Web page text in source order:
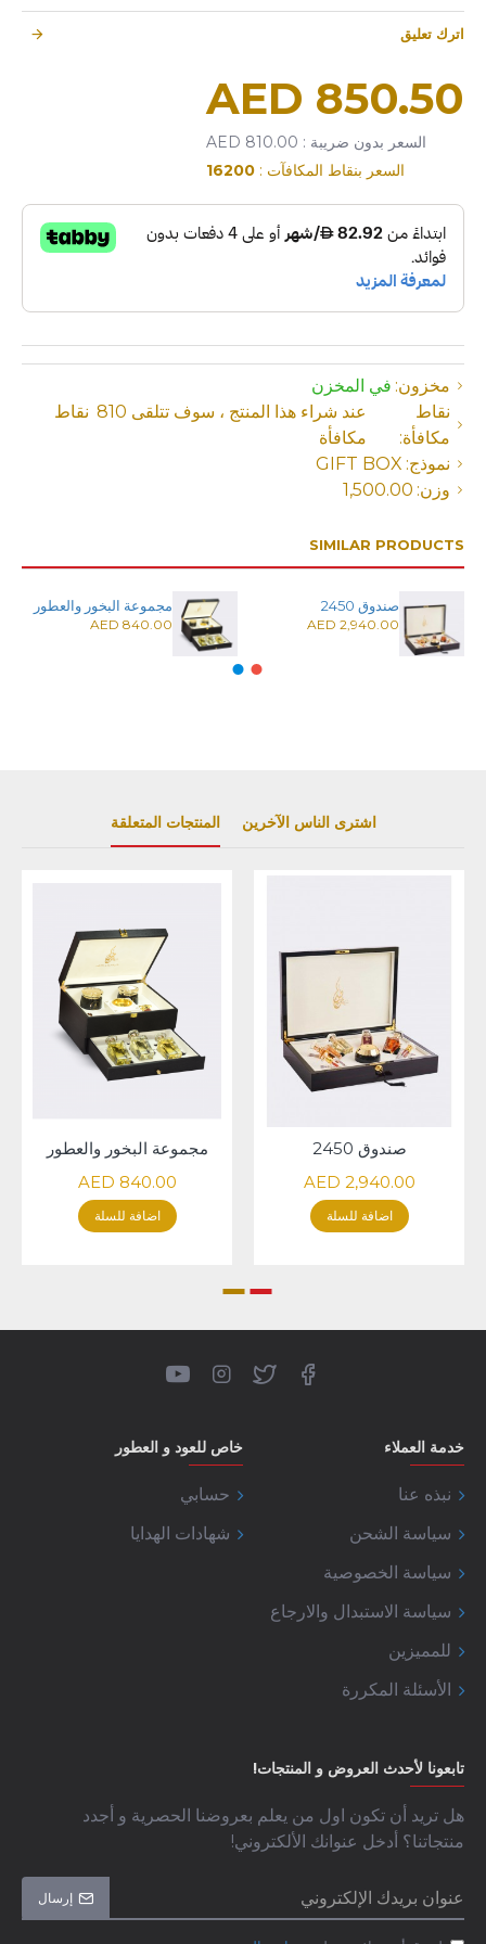
اترك تعليق
مخزون: في المخزن
نقاط
مكافأة:
عند شراء هذا المنتج ، سوف تتلقى 810 نقاط
مكافأة
نموذج: GIFT BOX
وزن: 1,500.00
850.50 AED
السعر بدون ضريبة : 810.00 AED
السعر بنقاط المكافآت : 16200
SIMILAR PRODUCTS
صندوق 2450
2,940.00 AED
مجموعة البخور والعطور
840.00 AED
اشترى الناس الآخرين المنتجات المتعلقة
صندوق 2450
2,940.00 AED
اضافة للسلة
مجموعة البخور والعطور
840.00 AED
اضافة للسلة
خدمة العملاء
نبذه عنا
سياسة الشحن
سياسة الخصوصية
سياسة الاستبدال والارجاع
للمميزين
الأسئلة المكررة
خاص للعود و العطور
حسابي
شهادات الهدايا
تابعونا لأحدث العروض و المنتجات!
هل تريد أن تكون اول من يعلم بعروضنا الحصرية و أجدد
منتجاتنا؟ أدخل عنوانك الألكتروني!
إرسال